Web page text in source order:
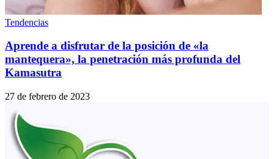
Tendencias
Aprende a disfrutar de la posición de «la
mantequera», la penetración más profunda del
Kamasutra
27 de febrero de 2023